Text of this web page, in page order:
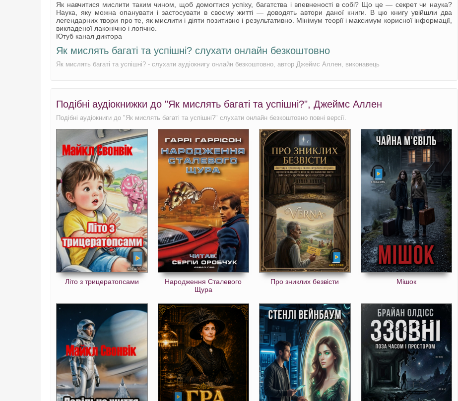
Як навчитися мислити таким чином, щоб домогтися успіху, багатства і впевненості в собі? Що це — секрет чи наука?
Наука, яку можна опанувати і застосувати в своєму житті — доводять автори даної книги. В цю книгу увійшли два
легендарних твори про те, як мислити і діяти позитивно і результативно. Мінімум теорії і максимум корисної інформації,
викладеної лаконічно і логічно.
Ютуб канал диктора
Як мислять багаті та успішні? слухати онлайн безкоштовно
Як мислять багаті та успішні? - слухати аудіокнигу онлайн безкоштовно, автор Джеймс Аллен, виконавець
Подібні аудіокнижки до "Як мислять багаті та успішні?", Джеймс Аллен
Подібні аудіокниги до "Як мислять багаті та успішні?" слухати онлайн безкоштовно повні версії.
Літо з трицератопсами
Народження Сталевого
Щура
Про зниклих безвісти Мішок